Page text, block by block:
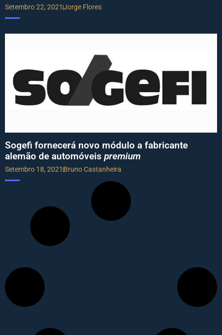
Setembro 22, 2021 Jorge Flores
Sogefi fornecerá novo módulo a fabricante
alemão de automóveis premium
Setembro 18, 2021 Bruno Castanheira